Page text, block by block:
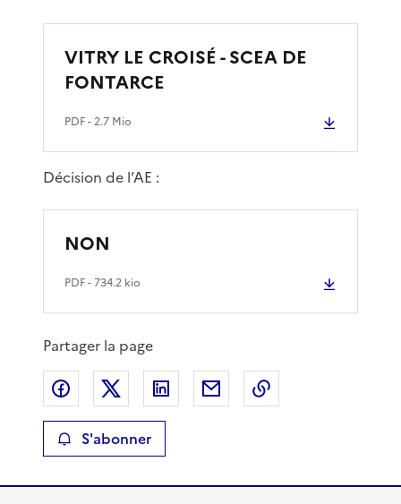
VITRY LE CROISÉ - SCEA DE
FONTARCE
PDF- 2.7 Mio
Décision de l’AE :
NON
PDF- 734.2 kio
Partager la page
Partager sur Facebook
Partager sur XPartager sur LinkedIn
Partager par email
S'abonner